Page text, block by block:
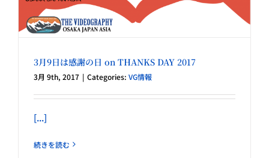
3月9日は感謝の日 on THANKS DAY 2017
3月 9th, 2017 | Categories: VG情報
[...]
続きを読む